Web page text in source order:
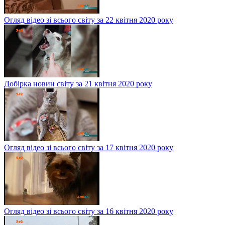
Огляд відео зі всього світу за 22 квітня 2020 року
Добірка новин світу за 21 квітня 2020 року
Огляд відео зі всього світу за 17 квітня 2020 року
Огляд відео зі всього світу за 16 квітня 2020 року